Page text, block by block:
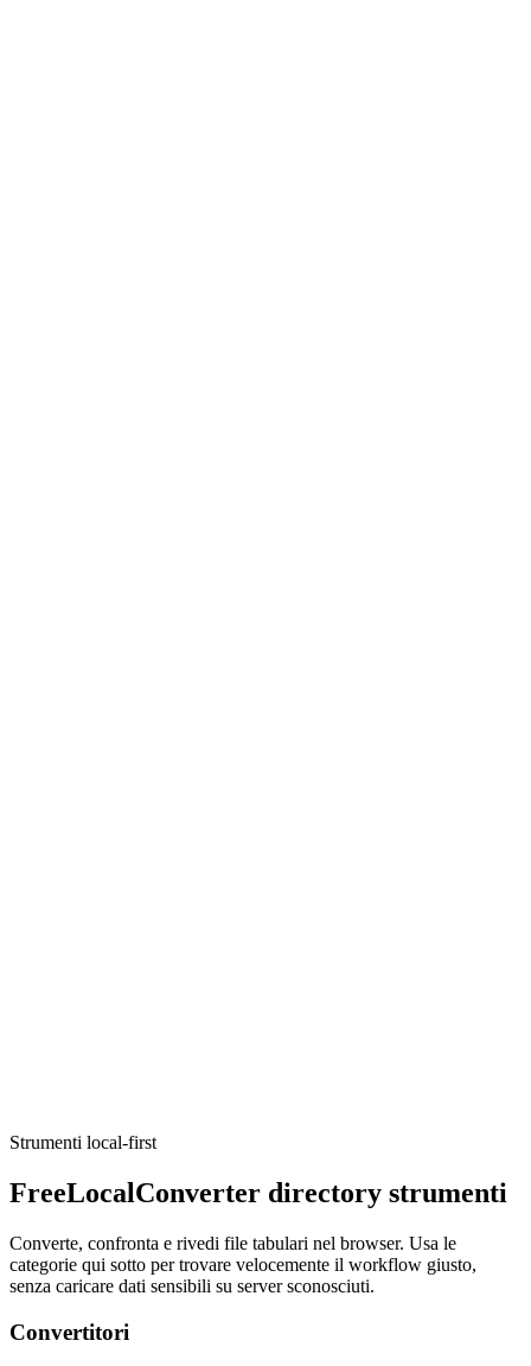
Strumenti local-first
FreeLocalConverter directory strumenti
Converte, confronta e rivedi file tabulari nel browser. Usa le
categorie qui sotto per trovare velocemente il workflow giusto,
senza caricare dati sensibili su server sconosciuti.
Convertitori